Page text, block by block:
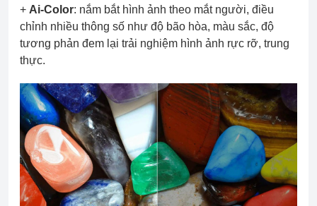
+ Ai-Color: nắm bắt hình ảnh theo mắt người, điều
chỉnh nhiều thông số như độ bão hòa, màu sắc, độ
tương phản đem lại trải nghiệm hình ảnh rực rỡ, trung
thực.